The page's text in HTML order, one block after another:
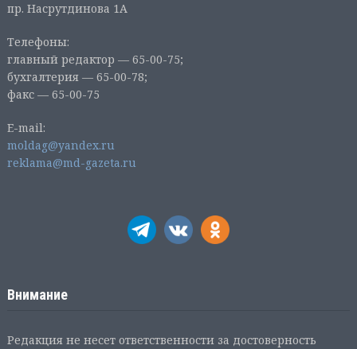
пр. Насрутдинова 1А
Телефоны:
главный редактор — 65-00-75;
бухгалтерия — 65-00-78;
факс — 65-00-75
E-mail:
moldag@yandex.ru
reklama@md-gazeta.ru
Внимание
Редакция не несет ответственности за достоверность